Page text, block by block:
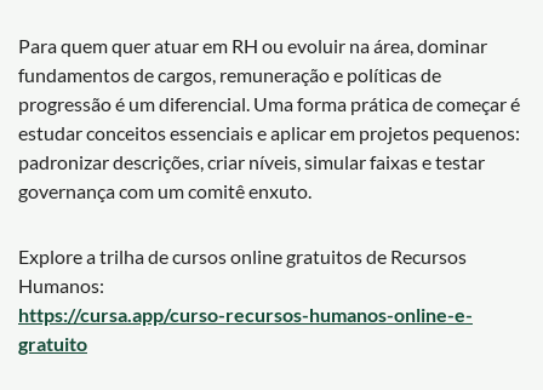
Para quem quer atuar em RH ou evoluir na área, dominar
fundamentos de cargos, remuneração e políticas de
progressão é um diferencial. Uma forma prática de começar é
estudar conceitos essenciais e aplicar em projetos pequenos:
padronizar descrições, criar níveis, simular faixas e testar
governança com um comitê enxuto.
Explore a trilha de cursos online gratuitos de Recursos
Humanos:
https://cursa.app/curso-recursos-humanos-online-e-
gratuito